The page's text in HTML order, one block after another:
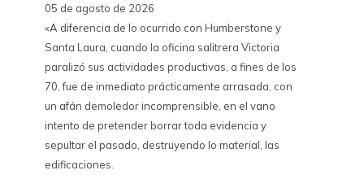
05 de agosto de 2026
«A diferencia de lo ocurrido con Humberstone y
Santa Laura, cuando la oficina salitrera Victoria
paralizó sus actividades productivas, a fines de los
70, fue de inmediato prácticamente arrasada, con
un afán demoledor incomprensible, en el vano
intento de pretender borrar toda evidencia y
sepultar el pasado, destruyendo lo material, las
edificaciones.